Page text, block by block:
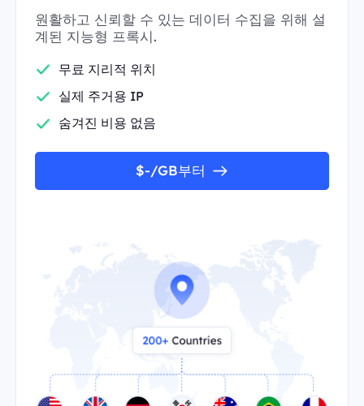
원활하고 신뢰할 수 있는 데이터 수집을 위해 설
계된 지능형 프록시.
무료 지리적 위치
실제 주거용 IP
숨겨진 비용 없음
$-/GB부터